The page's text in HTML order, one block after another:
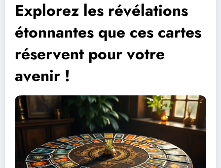
Explorez les révélations
étonnantes que ces cartes
réservent pour votre
avenir !